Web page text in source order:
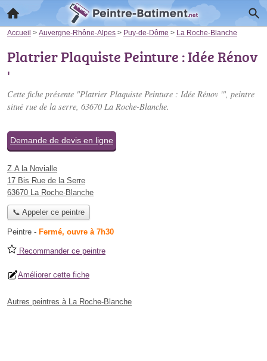
Accueil > Auvergne-Rhône-Alpes > Puy-de-Dôme > La Roche-Blanche
Platrier Plaquiste Peinture : Idée Rénov
'
Cette fiche présente "Platrier Plaquiste Peinture : Idée Rénov '", peintre
situé rue de la serre, 63670 La Roche-Blanche.
Demande de devis en ligne
Z.A la Novialle
17 Bis Rue de la Serre
63670 La Roche-Blanche
📞 Appeler ce peintre
Peintre - Fermé, ouvre à 7h30
Recommander ce peintre
Améliorer cette fiche
Autres peintres à La Roche-Blanche